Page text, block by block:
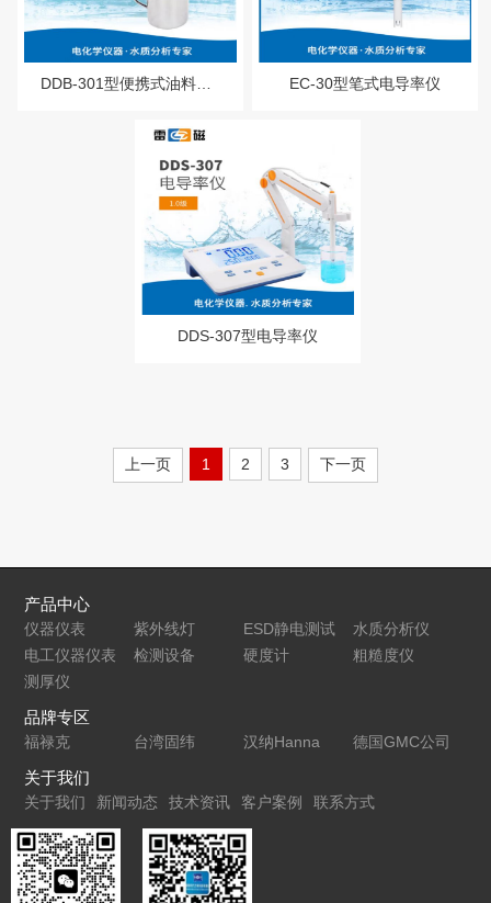
​EC-30型笔式电导率仪
DDS-307型电导率仪
上一页 1 2 3 下一页
产品中心
仪器仪表 紫外线灯
ESD静电测试
仪
水质分析仪
电工仪器仪表
检测设备 硬度计
粗糙度仪
测厚仪
品牌专区
福禄克 台湾固纬 汉纳Hanna 德国GMC公司
关于我们
关于我们 新闻动态 技术资讯 客户案例 联系方式